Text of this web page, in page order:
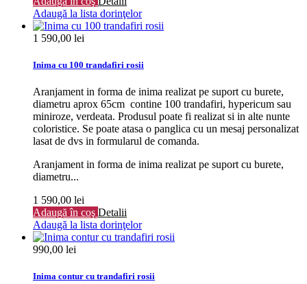
Adaugă la lista dorinţelor
1 590,00 lei
Inima cu 100 trandafiri rosii
Aranjament in forma de inima realizat pe suport cu burete,
diametru aprox 65cm contine 100 trandafiri, hypericum sau
miniroze, verdeata. Produsul poate fi realizat si in alte nunte
coloristice. Se poate atasa o panglica cu un mesaj personalizat
lasat de dvs in formularul de comanda.
Aranjament in forma de inima realizat pe suport cu burete,
diametru...
1 590,00 lei
Adaugă în coş Detalii
Adaugă la lista dorinţelor
990,00 lei
Inima contur cu trandafiri rosii